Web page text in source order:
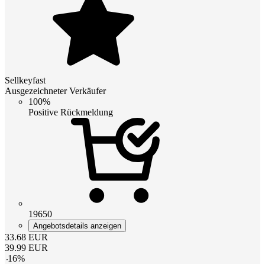
Sellkeyfast
Ausgezeichneter Verkäufer
100%
Positive Rückmeldung
19650
Angebotsdetails anzeigen
33.68 EUR
39.99 EUR
-16%